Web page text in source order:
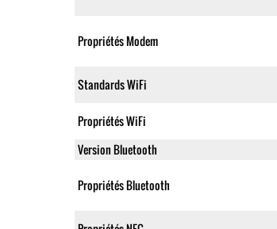
Propriétés Modem
Standards WiFi
Propriétés WiFi
Version Bluetooth
Propriétés Bluetooth